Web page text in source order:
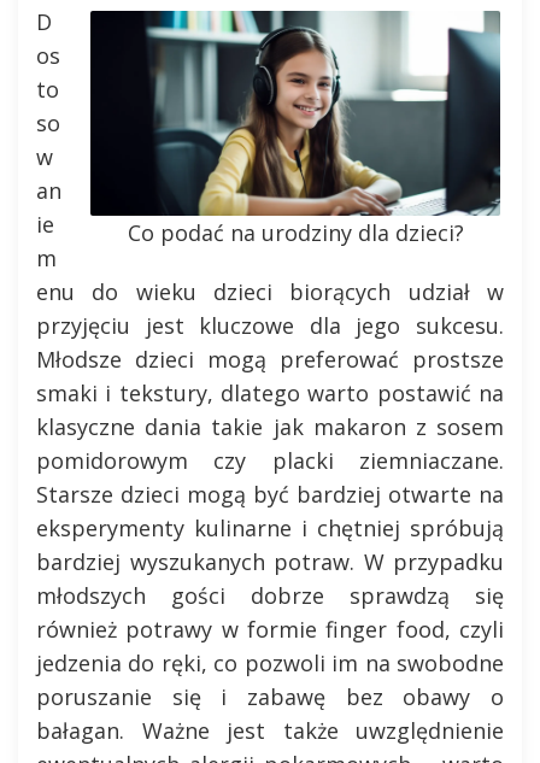
Co podać na urodziny dla dzieci?
D
os
to
so
w
an
ie
m
enu do wieku dzieci biorących udział w
przyjęciu jest kluczowe dla jego sukcesu.
Młodsze dzieci mogą preferować prostsze
smaki i tekstury, dlatego warto postawić na
klasyczne dania takie jak makaron z sosem
pomidorowym czy placki ziemniaczane.
Starsze dzieci mogą być bardziej otwarte na
eksperymenty kulinarne i chętniej spróbują
bardziej wyszukanych potraw. W przypadku
młodszych gości dobrze sprawdzą się
również potrawy w formie finger food, czyli
jedzenia do ręki, co pozwoli im na swobodne
poruszanie się i zabawę bez obawy o
bałagan. Ważne jest także uwzględnienie